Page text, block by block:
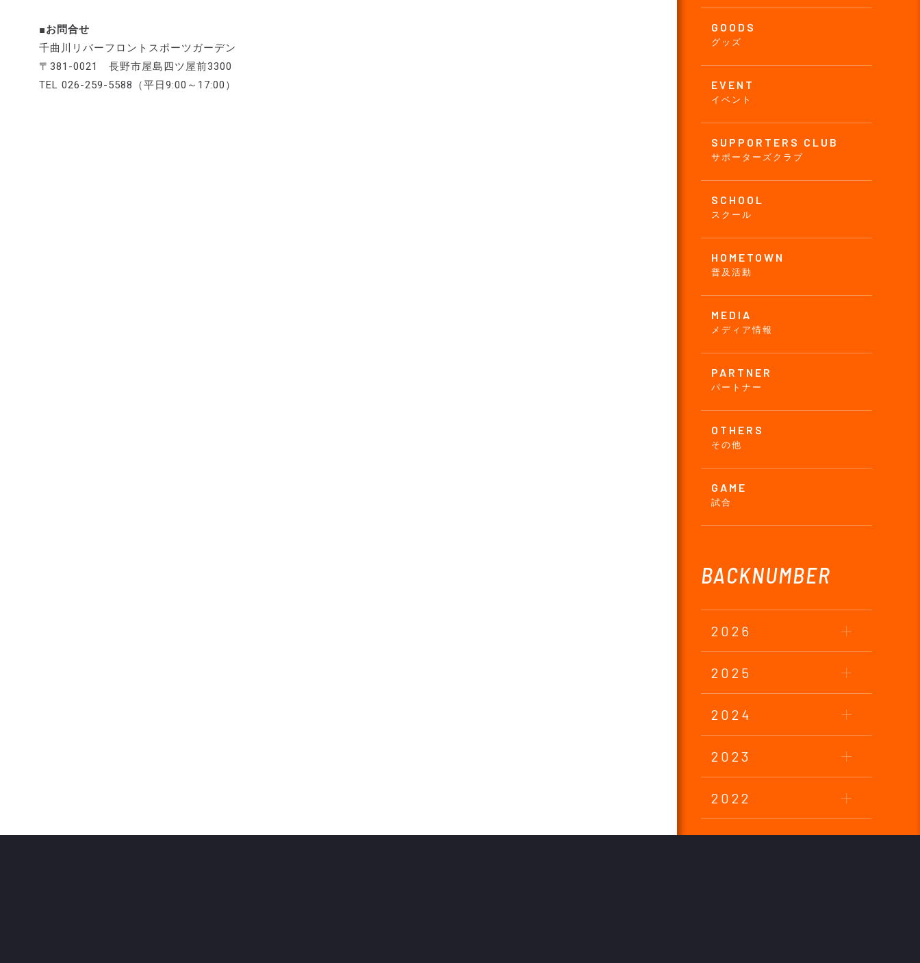
GOODS
グッズ
EVENT
イベント
SUPPORTERS CLUB
サポーターズクラブ
SCHOOL
スクール
HOMETOWN
普及活動
MEDIA
メディア情報
PARTNER
パートナー
OTHERS
その他
GAME
試合
BACKNUMBER
2026
2025
2024
2023
2022
2021
■お問合せ
千曲川リバーフロントスポーツガーデン
〒381-0021 長野市屋島四ツ屋前3300
TEL 026-259-5588（平日9:00～17:00）